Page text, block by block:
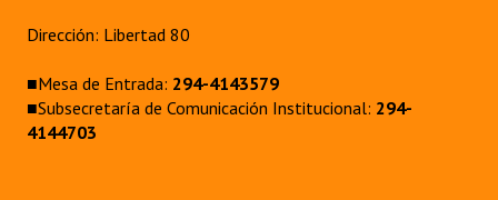
Dirección: Libertad 80
■Mesa de Entrada: 294-4143579
■Subsecretaría de Comunicación Institucional: 294-
4144703